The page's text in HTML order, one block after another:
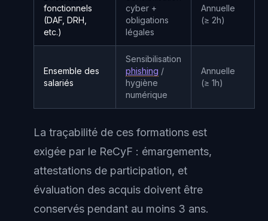
fonctionnels
(DAF, DRH,
etc.)
cyber +
obligations
légales
Annuelle
(≥ 2h)
Ensemble des
salariés
Sensibilisation
phishing /
hygiène
numérique
Annuelle
(≥ 1h)
La traçabilité de ces formations est
exigée par le ReCyF : émargements,
attestations de participation, et
évaluation des acquis doivent être
conservés pendant au moins 3 ans.